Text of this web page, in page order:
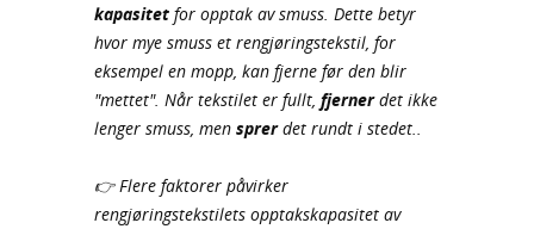
kapasitet for opptak av smuss. Dette betyr
hvor mye smuss et rengjøringstekstil, for
eksempel en mopp, kan fjerne før den blir
"mettet". Når tekstilet er fullt, fjernerdet ikke
lenger smuss, men sprerdet rundt i stedet..
👉 Flere faktorer påvirker
rengjøringstekstilets opptakskapasitet av